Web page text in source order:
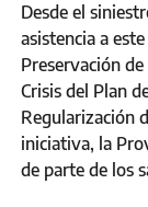
Desde el
asistencia a
Preservación
Crisis del Plan
Regularización
iniciativa, la
de parte de los